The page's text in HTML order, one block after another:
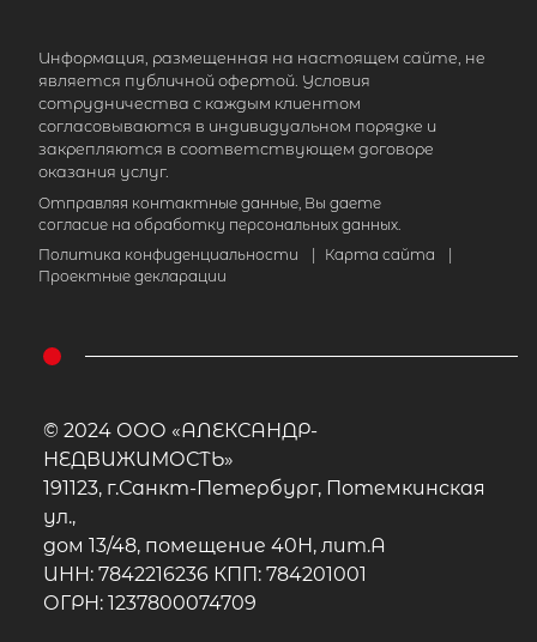
Информация, размещенная на настоящем сайте, не
является публичной офертой. Условия
сотрудничества с каждым клиентом
согласовываются в индивидуальном порядке и
закрепляются в соответствующем договоре
оказания услуг.
Отправляя контактные данные, Вы даете
согласие на обработку персональных данных.
Политика конфиденциальности
Карта сайта
Проектные декларации
© 2024 ООО «АЛЕКСАНДР-
НЕДВИЖИМОСТЬ»
191123, г.Санкт-Петербург, Потемкинская
ул.,
дом 13/48, помещение 40Н, лит.А
ИНН: 7842216236 КПП: 784201001
ОГРН: 1237800074709